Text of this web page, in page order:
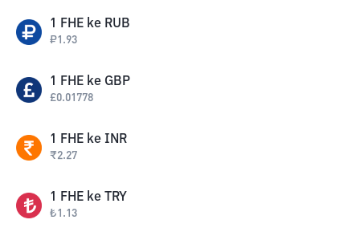
1 FHE ke RUB
₽1.93
1 FHE ke GBP
£0.01778
1 FHE ke INR
₹2.27
1 FHE ke TRY
₺1.13